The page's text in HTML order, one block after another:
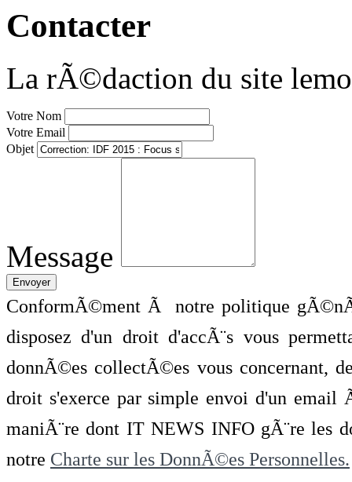
Contacter
La rÃ©daction du site
Votre Nom
Votre Email
Objet
Message
ConformÃ©ment Ã notre politique
disposez d'un droit d'accÃ¨s vous
donnÃ©es collectÃ©es vous concernant,
droit s'exerce par simple envoi d'un
maniÃ¨re dont IT NEWS INFO gÃ¨re les
notre Charte sur les DonnÃ©es Personnelles.